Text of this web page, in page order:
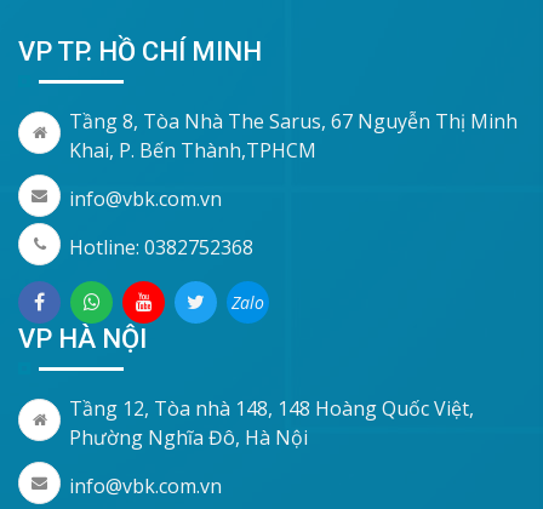
VP TP. HỒ CHÍ MINH
Tầng 8, Tòa Nhà The Sarus, 67 Nguyễn Thị Minh
Khai, P. Bến Thành,TPHCM
info@vbk.com.vn
Hotline: 0382752368
Zalo
VP HÀ NỘI
Tầng 12, Tòa nhà 148, 148 Hoàng Quốc Việt,
Phường Nghĩa Đô, Hà Nội
info@vbk.com.vn